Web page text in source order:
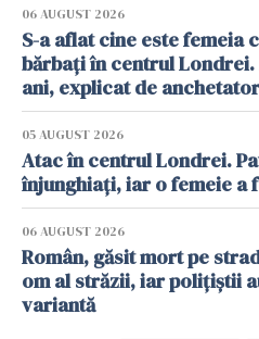
06 AUGUST 2026
S-a aflat cine este femeia
bărbați în centrul
ani, explicat de
05 AUGUST 2026
Atac în centrul Londrei.
înjunghiați, iar o femeie a
06 AUGUST 2026
Român, găsit mort pe
om al străzii, iar polițiștii
variantă